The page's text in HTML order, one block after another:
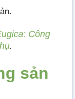
Công
.
sản